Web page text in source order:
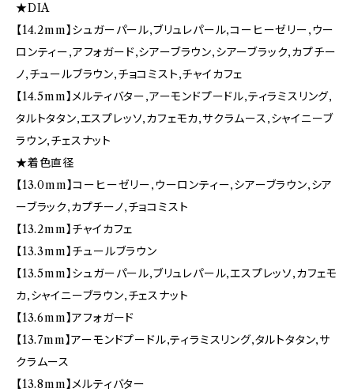
★DIA
【14.2mm】シュガーパール,ブリュレパール,コーヒーゼリー,ウー
ロンティー,アフォガード,シアーブラウン,シアーブラック,カプチー
ノ,チュールブラウン,チョコミスト,チャイカフェ
【14.5mm】メルティバター,アーモンドプードル,ティラミスリング,
タルトタタン,エスプレッソ,カフェモカ,サクラムース,シャイニーブ
ラウン,チェスナット
★着色直径
【13.0mm】コーヒーゼリー,ウーロンティー,シアーブラウン,シア
ーブラック,カプチーノ,チョコミスト
【13.2mm】チャイカフェ
【13.3mm】チュールブラウン
【13.5mm】シュガーパール,ブリュレパール,エスプレッソ,カフェモ
カ,シャイニーブラウン,チェスナット
【13.6mm】アフォガード
【13.7mm】アーモンドプードル,ティラミスリング,タルトタタン,サ
クラムース
【13.8mm】メルティバター